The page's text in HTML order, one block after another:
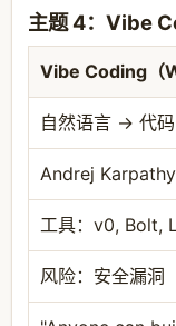
主题 4：Vibe
Vibe Coding（
自然语言 → 代码
Andrej
工具：v0, Bolt,
风险：安全漏洞